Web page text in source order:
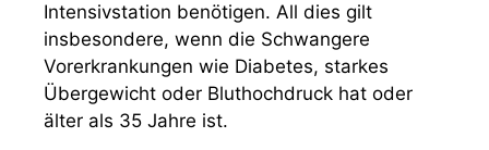
Intensivstation benötigen. All dies gilt
insbesondere, wenn die Schwangere
Vorerkrankungen wie Diabetes, starkes
Übergewicht oder Bluthochdruck hat oder
älter als 35 Jahre ist.